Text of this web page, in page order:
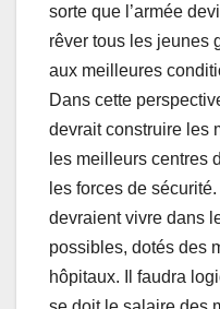
sorte que l’armée
rêver tous les jeunes
aux meilleures
Dans cette
devrait construire les
les meilleurs centres
les forces de
devraient vivre dans
possibles, dotés des
hôpitaux. Il faudra